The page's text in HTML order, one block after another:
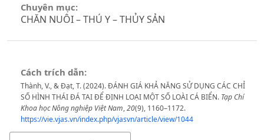
Chuyên mục:
CHĂN NUÔI – THÚ Y – THỦY SẢN
Cách trích dẫn:
Thành, V., & Đạt, T. (2024). ĐÁNH GIÁ KHẢ NĂNG SỬ DỤNG CÁC CHỈ
SỐ HÌNH THÁI ĐÁ TAI ĐỂ ĐỊNH LOẠI MỘT SỐ LOÀI CÁ BIỂN. Tạp Chí
Khoa học Nông nghiệp Việt Nam,20(9), 1160–1172.
https://vie.vjas.vn/index.php/vjasvn/article/view/1044